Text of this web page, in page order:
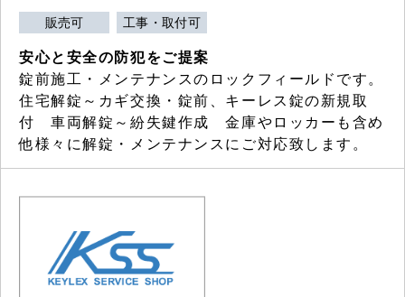
販売可 工事・取付可
安心と安全の防犯をご提案
錠前施工・メンテナンスのロックフィールドです。
住宅解錠～カギ交換・錠前、キーレス錠の新規取
付 車両解錠～紛失鍵作成 金庫やロッカーも含め
他様々に解錠・メンテナンスにご対応致します。